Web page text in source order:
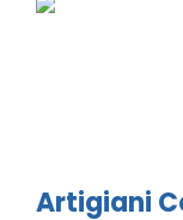
Artigiani